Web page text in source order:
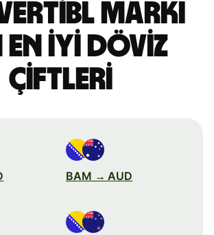
markı
en iyi döviz
çiftleri
BAM → AUD